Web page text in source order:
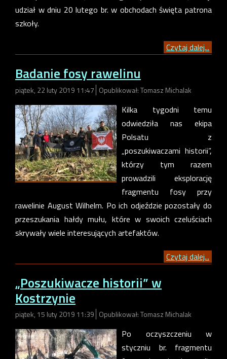
udział w dniu 20 lutego br. w obchodach święta patrona
szkoły.
Czytaj dalej...
Badanie fosy rawelinu
piątek, 22 luty 2019 11:47 Opublikował: Tomasz Michalak
Kilka tygodni temu
odwiedziła nas ekipa
Polsatu z
„poszukiwaczami historii”,
którzy tym razem
prowadzili eksplorację
fragmentu fosy przy
rawelinie August Wilhelm. Po ich odjeździe pozostały do
przeszukania hałdy mułu, które w swoich czeluściach
skrywały wiele interesujących artefaktów.
Czytaj dalej...
„Poszukiwacze historii” w
Kostrzynie
piątek, 15 luty 2019 11:39 Opublikował: Tomasz Michalak
Po oczyszczeniu w
styczniu br. fragmentu